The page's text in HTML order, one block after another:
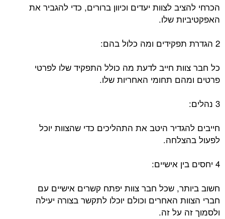
הכרחי להציב לצוות יעדים וכיוון ברורים, כדי להגביר את
האפקטיביות שלו.
2 הגדרת תפקידים ומה כלול בהם:
כל חבר צוות חייב לדעת מה כולל התפקיד שלו לפרטי
פרטים ומהם תחומי האחריות שלו.
3 נהלים:
חייבים להגדיר היטב את התהליכים כדי שהצוות יוכל
לפעול בהצלחה.
4 יחסים בין אישיים:
חשוב ביותר, שכל חבר צוות יפתח קשרים אישיים עם
חברי הצוות האחרים וכולם יוכלו לתקשר בצורה יעילה
ולסמוך זה על זה.